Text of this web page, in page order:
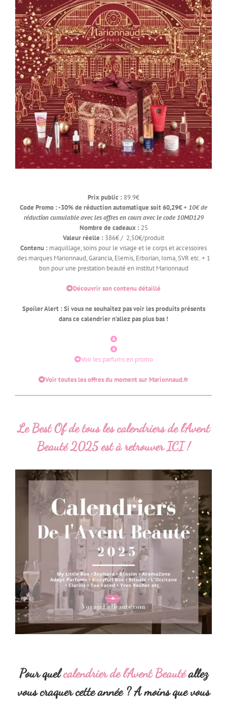
Prix public : 89.9€
Code Promo : -30% de réduction automatique soit 60,29€+ 10€ de
réduction cumulable avec les offres en cours avec le code 10MD129
Nombre de cadeaux : 25
Valeur réelle : 386€ / 2,50€/produit
Contenu : maquillage, soins pour le visage et le corps et accessoires
des marques Marionnaud, Garancia, Elemis, Erborian, Ioma, SVR etc. + 1
bon pour une prestation beauté en institut Marionnaud
Découvrir son contenu détaillé
Spoiler Alert : Si vous ne souhaitez pas voir les produits présents
dans ce calendrier n’allez pas plus bas !
Voir les parfums en promo
Voir toutes les offres du moment sur Marionnaud.fr
Le Best Of de tous les calendriers de l’Avent
Beauté 2025 est à retrouver ICI !
Pour quelcalendrier de l’Avent Beautéallez
vous craquer cette année ? A moins que vous